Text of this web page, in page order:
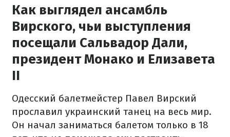
Как выглядел ансамбль
Вирского, чьи выступления
посещали Сальвадор Дали,
президент Монако и Елизавета
ІІ
Одесский балетмейстер Павел Вирский
прославил украинский танец на весь мир.
Он начал заниматься балетом только в 18